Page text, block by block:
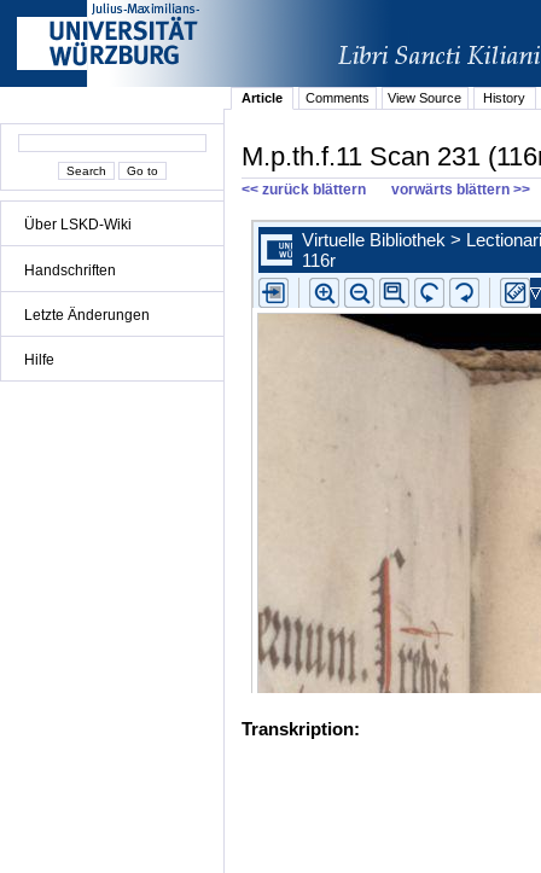
Über LSKD-Wiki
Handschriften
Letzte Änderungen
Hilfe
Article Comments View Source History
M.p.th.f.11 Scan 231
<< zurück blättern vorwärts blättern >>
Transkription: